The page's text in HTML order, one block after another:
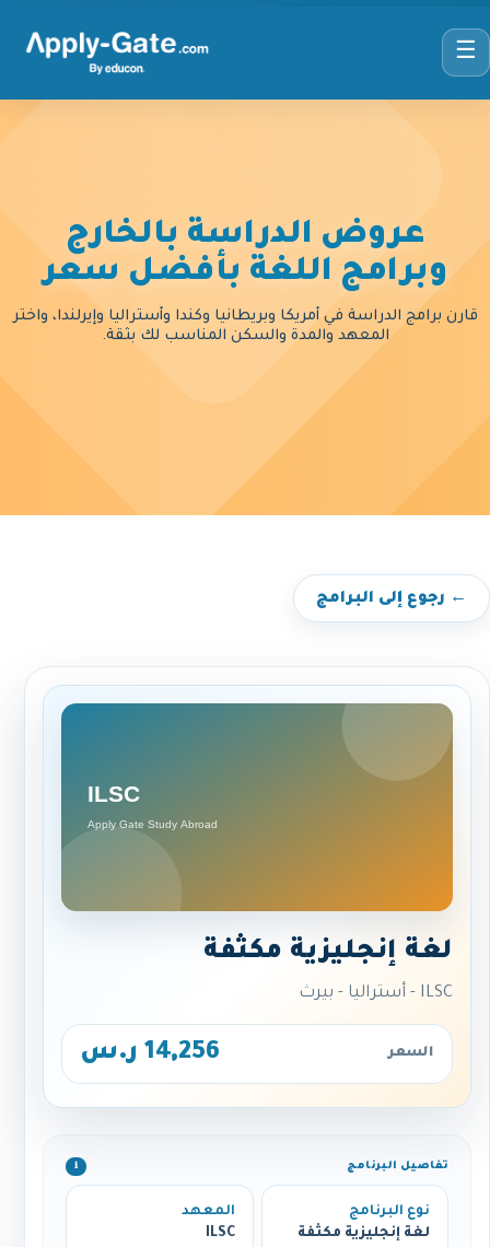
☰
عروض الدراسة بالخارج
وبرامج اللغة بأفضل سعر
قارن برامج الدراسة في أمريكا وبريطانيا وكندا وأستراليا وإيرلندا، واختر
المعهد والمدة والسكن المناسب لك بثقة.
← رجوع إلى البرامج
لغة إنجليزية مكثفة
ILSC - أستراليا - بيرث
السعر 14,256 ر.س
تفاصيل البرنامج ℹ️
نوع البرنامج
لغة إنجليزية مكثفة
المعهد
ILSC